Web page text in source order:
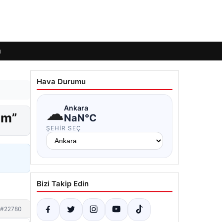
#22780
Hava Durumu
☁Ankara
NaN°C
ŞEHIR SEÇ
Bizi Takip Edin